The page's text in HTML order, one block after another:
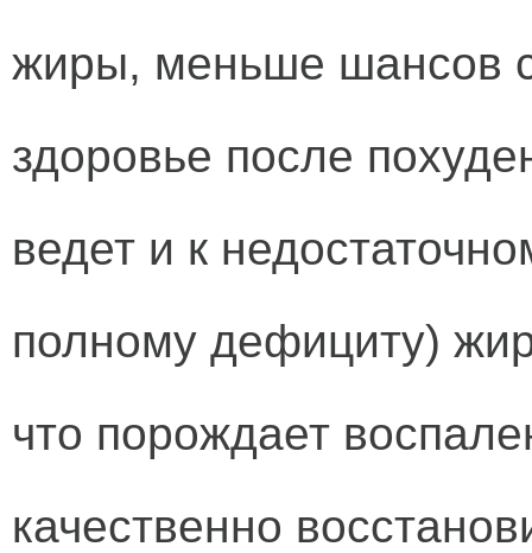
жиры, меньше шансов
здоровье после
ведет и к
полному дефициту)
что порождает
качественно